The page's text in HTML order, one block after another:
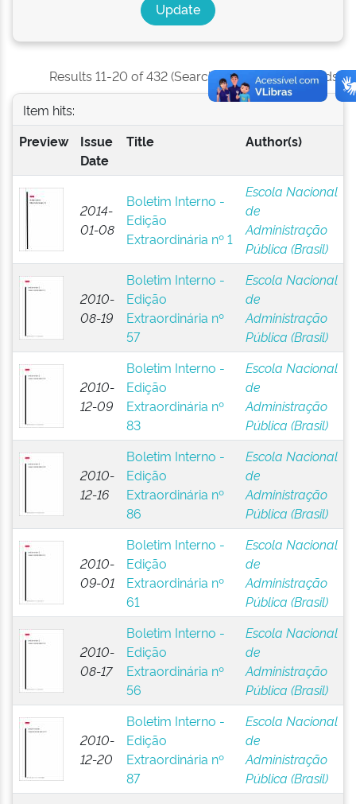
Results 11-20 of 432 (Search time: 0.003 seconds).
Item hits:
Preview
Issue
Date
Title Author(s)
2014-
01-08
Boletim Interno -
Edição
Extraordinária nº 1
Escola Nacional
de
Administração
Pública (Brasil)
2010-
08-19
Boletim Interno -
Edição
Extraordinária nº
57
Escola Nacional
de
Administração
Pública (Brasil)
2010-
12-09
Boletim Interno -
Edição
Extraordinária nº
83
Escola Nacional
de
Administração
Pública (Brasil)
2010-
12-16
Boletim Interno -
Edição
Extraordinária nº
86
Escola Nacional
de
Administração
Pública (Brasil)
2010-
09-01
Boletim Interno -
Edição
Extraordinária nº
61
Escola Nacional
de
Administração
Pública (Brasil)
2010-
08-17
Boletim Interno -
Edição
Extraordinária nº
56
Escola Nacional
de
Administração
Pública (Brasil)
2010-
12-20
Boletim Interno -
Edição
Extraordinária nº
87
Escola Nacional
de
Administração
Pública (Brasil)